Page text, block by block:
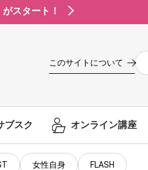
スタート！
このサイトについて
ブスク オンライン講座
女性自身 FLASH